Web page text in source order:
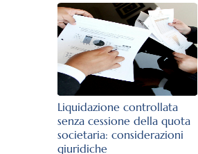
Liquidazione controllata
senza cessione della quota
societaria: considerazioni
giuridiche